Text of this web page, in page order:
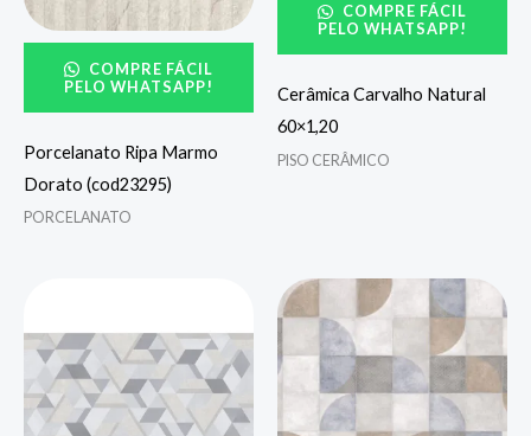
COMPRE FÁCIL
PELO WHATSAPP!
Porcelanato Ripa Marmo
Dorato (cod23295)
PORCELANATO
COMPRE FÁCIL
PELO WHATSAPP!
Cerâmica Carvalho Natural
60×1,20
PISO CERÂMICO